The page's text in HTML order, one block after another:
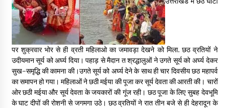
May 16, 2022
Thought Of The Day 14 May
May 14, 2022
Thought Of The Day 13 May
May 13, 2022
पर शुक्रवार भोर से ही व्रती महिलाओ का जमावड़ा देखने को मिला. छठ व्रतियों ने
उदीयमान सूर्य को अर्घ्य दिया। पहाड़ से मैदान त श्रद्धालुओं ने उगते सूर्य को अर्घ्य देकर
सुख-समृद्धि की कामना की।उगते सूर्य को अर्घ्य देने के साथ ही चार दिवसीय छठ महापर्व
का समापन हो गया। महिलाओं ने छठी मईया की पूजा कर सूर्य देवता की आरती की। चारों
ओर छठी मईया और सूर्य देवता के जयकारों की गूंज रही। छठ पूजा के लिए सुबह देवभूमि
के घाट दीपों की रोशनी से जगमगा उठे। छठ व्रतियों ने रात तीन बजे से ही देहरादून के